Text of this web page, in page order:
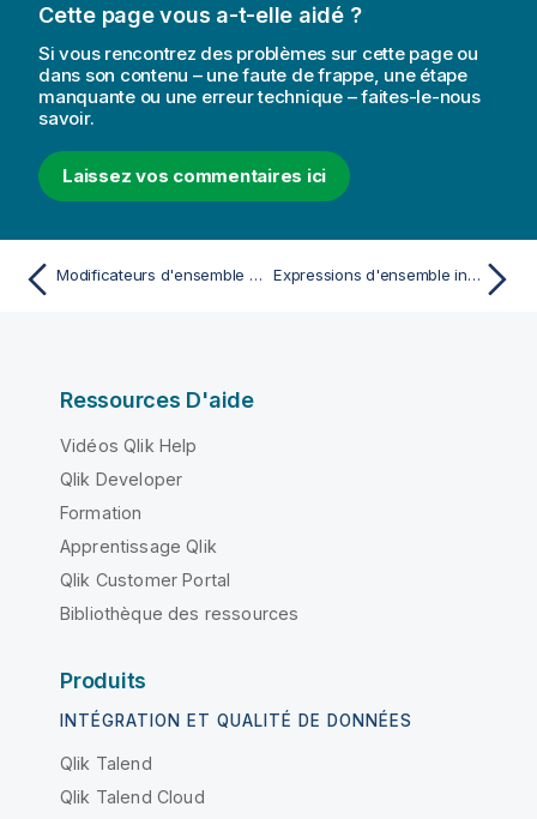
Cette page vous a-t-elle aidé ?
Si vous rencontrez des problèmes sur cette page ou
dans son contenu – une faute de frappe, une étape
manquante ou une erreur technique – faites-le-nous
savoir.
Laissez vos commentaires ici
Modificateurs d'ensemble associés à des opérateurs d'ensemble implicites Expressions d'ensemble internes et externes
Ressources D'aide
Vidéos Qlik Help
Qlik Developer
Formation
Apprentissage Qlik
Qlik Customer Portal
Bibliothèque des ressources
Produits
INTÉGRATION ET QUALITÉ DE DONNÉES
Qlik Talend
Qlik Talend Cloud